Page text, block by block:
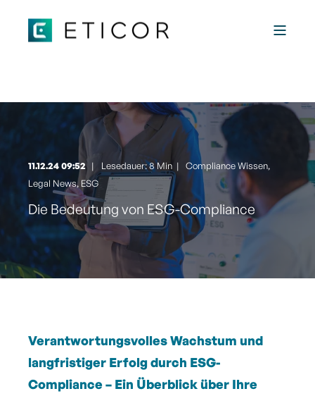
11.12.24 09:52 Lesedauer: 8 Min | Compliance Wissen,
Legal News, ESG
Die Bedeutung von ESG-Compliance
Verantwortungsvolles Wachstum und
langfristiger Erfolg durch ESG-
Compliance – Ein Überblick über Ihre